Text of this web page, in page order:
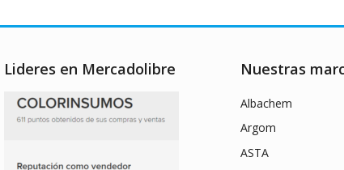
Lideres en Mercadolibre Nuestras
Albachem
Argom
ASTA